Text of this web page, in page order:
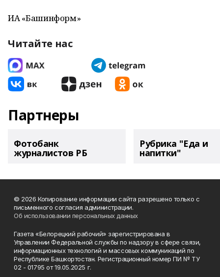
ИА «Башинформ»
Читайте нас
Партнеры
Фотобанк
журналистов РБ
Рубрика "Еда и
напитки"
© 2026 Копирование информации сайта разрешено только с
письменного согласия администрации.
Об использовании персональных данных
Газета «Белорецкий рабочий» зарегистрирована в
Управлении Федеральной службы по надзору в сфере связи,
информационных технологий и массовых коммуникаций по
Республике Башкортостан. Регистрационный номер ПИ № ТУ
02 - 01795 от 19.05.2025 г.